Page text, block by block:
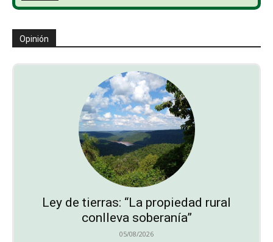
Opinión
Ley de tierras: “La propiedad rural
conlleva soberanía”
05/08/2026